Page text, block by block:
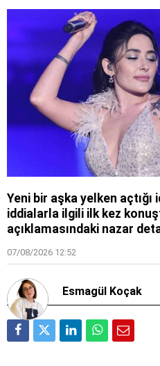
Yeni bir aşka yelken
iddialarla ilgili ilk kez
açıklamasındaki nazar
07/08/2026 12:52
Esmagül Koçak